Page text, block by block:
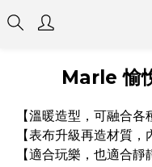
Marle 愉
【溫暖造型，可融合各
【表布升級再造材質
【適合玩樂，也適合靜